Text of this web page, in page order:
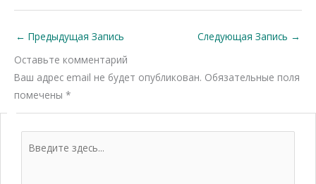
← Предыдущая Запись Следующая Запись →
Оставьте комментарий
Ваш адрес email не будет опубликован. Обязательные поля
помечены *
здесь...